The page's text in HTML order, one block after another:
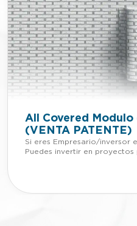
All Covered Modulo
(VENTA PATENTE)
Si eres Empresario/inversor
Puedes invertir en